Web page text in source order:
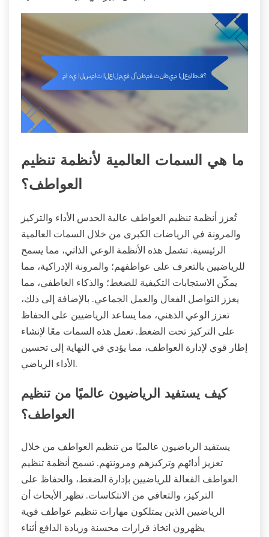
ما هي السمات العالمية لأنظمة تنظيم
العواطف؟
تُعزز أنظمة تنظيم العواطف عالية الحدس الأداء والتركيز
والمرونة في الرياضات الكبرى من خلال السمات العالمية
الرئيسية. تشمل هذه الأنظمة الوعي الذاتي، مما يسمح
للرياضيين بالتعرف على عواطفهم؛ والمرونة الإدراكية، مما
يمكّن الاستجابات التكيفية للضغط؛ والذكاء العاطفي، مما
يعزز التواصل الفعال والعمل الجماعي. بالإضافة إلى ذلك،
تعزز الوعي الذهني، مما يساعد الرياضيين على الحفاظ
على التركيز تحت الضغط. تعمل هذه السمات معًا لإنشاء
إطار قوي لإدارة العواطف، مما يؤدي في النهاية إلى تحسين
الأداء الرياضي.
كيف يستفيد الرياضيون عالميًا من تنظيم
العواطف؟
يستفيد الرياضيون عالميًا من تنظيم العواطف من خلال
تعزيز أدائهم وتركيزهم ومرونتهم. تسمح أنظمة تنظيم
العواطف الفعالة للرياضيين بإدارة الضغط، والحفاظ على
التركيز، والتعافي من الانتكاسات. تظهر الأبحاث أن
الرياضيين الذين يمتلكون مهارات تنظيم عواطف قوية
يظهرون اتخاذ قرارات محسنة وزيادة الدافع أثناء